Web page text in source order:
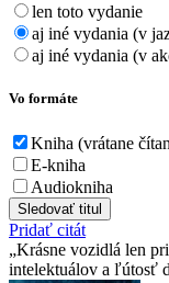
len toto vydanie
aj iné vydania (v
aj iné vydania (v
Vo formáte
Kniha (vrátane
E-kniha
Audiokniha
Sledovať titul
Pridať citát
Krásne vozidlá len
intelektuálov a ľútosť